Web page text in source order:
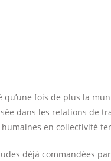
qu’une fois de plus la
dans les relations de
en collectivité
déjà commandées